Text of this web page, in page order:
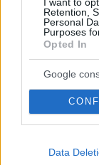
Retention,
Personal
Purposes
Opted In
Google
Data
Nuovo volo per
Una buona notizia: a
potranno volare
la città più grande
a settimana, il